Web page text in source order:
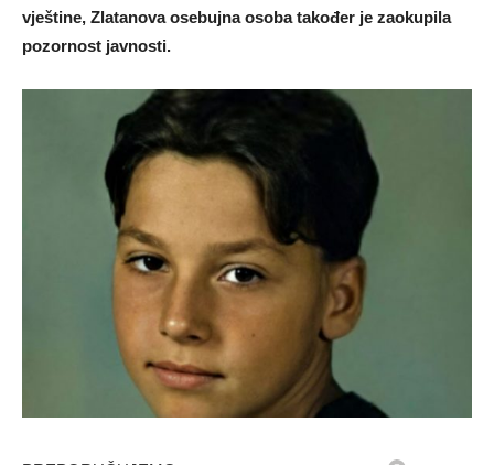
vještine, Zlatanova osebujna osoba također je zaokupila
pozornost javnosti.